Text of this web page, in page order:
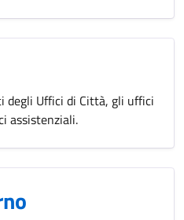
degli Uffici di Città, gli uffici
assistenziali.